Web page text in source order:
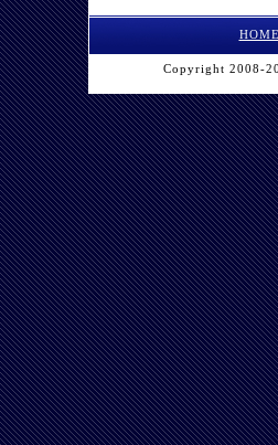
HOME
Copyright 2008-